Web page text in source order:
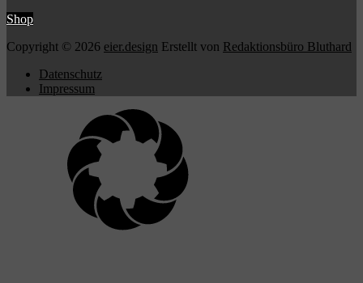
Shop
Copyright © 2026 eier.design Erstellt von Redaktionsbüro Bluthard
Datenschutz
Impressum